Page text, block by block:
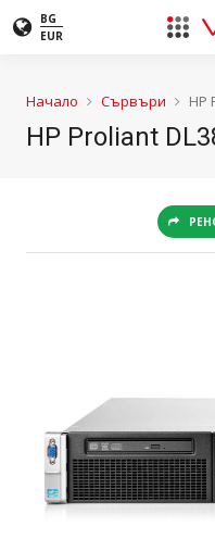
BG
EUR
Начало Сървъри HP
HP Proliant